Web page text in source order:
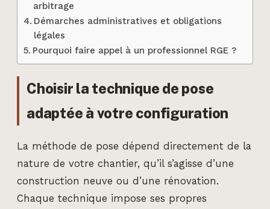
arbitrage
Démarches administratives et obligations
légales
Pourquoi faire appel à un professionnel RGE ?
Choisir la technique de pose
adaptée à votre configuration
La méthode de pose dépend directement de la
nature de votre chantier, qu’il s’agisse d’une
construction neuve ou d’une rénovation.
Chaque technique impose ses propres